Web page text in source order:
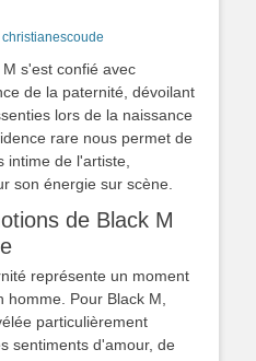
christianescoude
s'est confié avec
de la paternité, dévoilant
lors de la naissance
rare nous permet de
intime de l'artiste,
son énergie sur scène.
de Black M
représente un moment
homme. Pour Black M,
particulièrement
sentiments d'amour, de